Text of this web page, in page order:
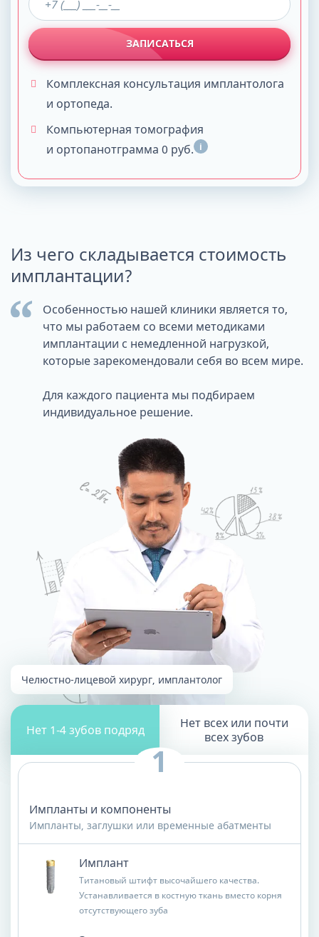
ЗАПИСАТЬСЯ
Комплексная консультация имплантолога
и ортопеда.
Компьютерная томография
и ортопанотграмма 0 руб. i
Челюстно-лицевой хирург, имплантолог
Из чего складывается стоимость
имплантации?
Особенностью нашей клиники является то,
что мы работаем со всеми методиками
имплантации с немедленной нагрузкой,
которые зарекомендовали себя во всем мире.
Для каждого пациента мы подбираем
индивидуальное решение.
Нет 1-4 зубов подряд
Нет всех или почти
всех зубов
Импланты и компоненты
Импланты, заглушки или временные абатменты
Имплант
Титановый штифт высочайшего качества.
Устанавливается в костную ткань вместо корня
отсутствующего зуба